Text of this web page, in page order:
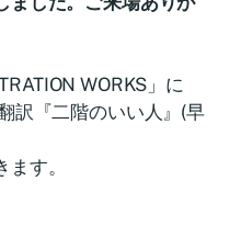
WORKS」に
訳『二階のいい人』(早
す。